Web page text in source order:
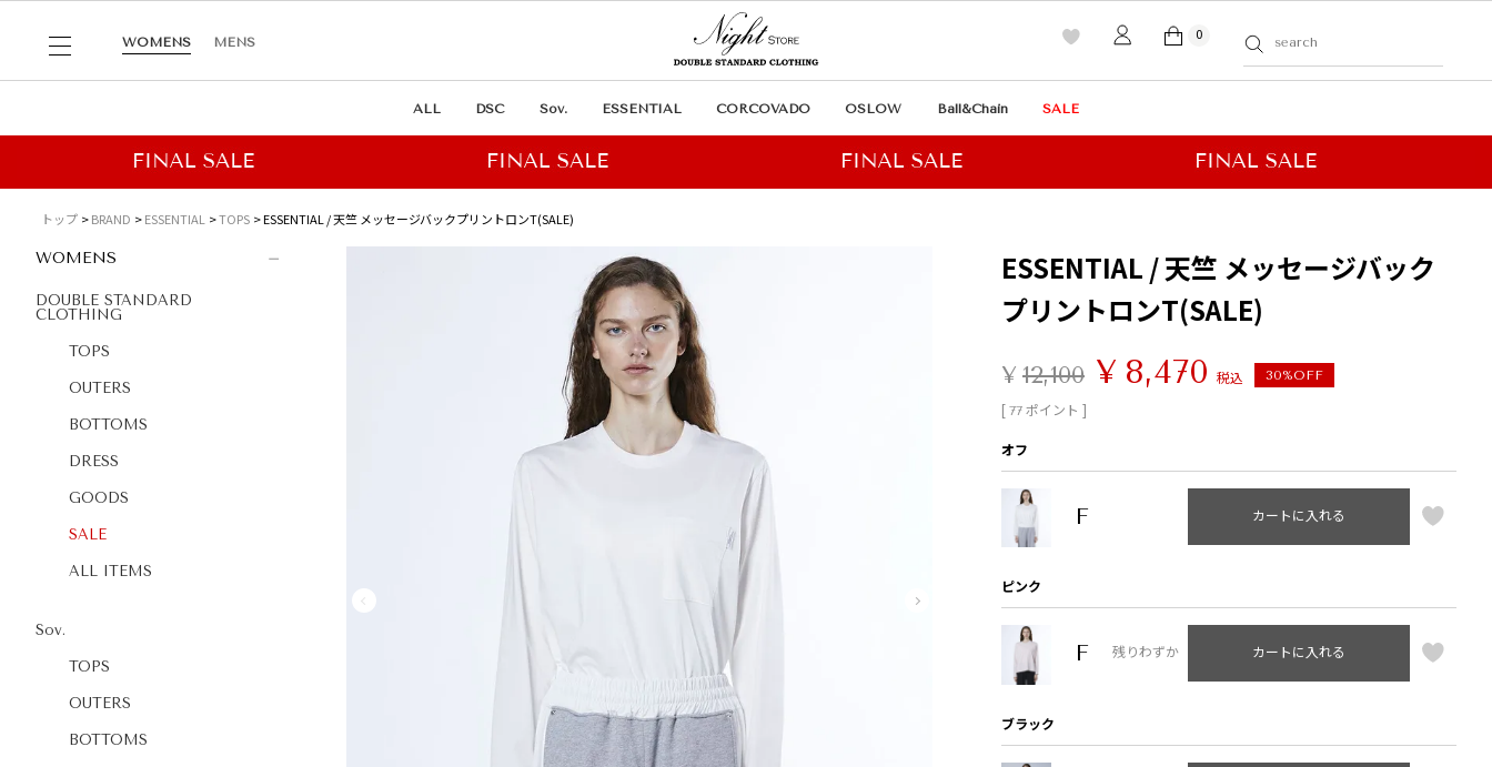
WOMENS MENS
0
ALL DSC Sov. ESSENTIAL CORCOVADO OSLOW Ball&Chain SALE
トップ BRAND ESSENTIAL TOPS ESSENTIAL / 天竺 メッセージバックプリントロンT(SALE)
WOMENS
DOUBLE STANDARD
CLOTHING
TOPS
OUTERS
BOTTOMS
DRESS
GOODS
SALE
ALL ITEMS
Sov.
TOPS
OUTERS
BOTTOMS
ESSENTIAL / 天竺 メッセージバック
プリントロンT(SALE)
¥ 12,100 ¥ 8,470 税込 30%OFF
[ 77 ポイント ]
オフ
F カートに入れる
ピンク
F 残りわずか カートに入れる
ブラック